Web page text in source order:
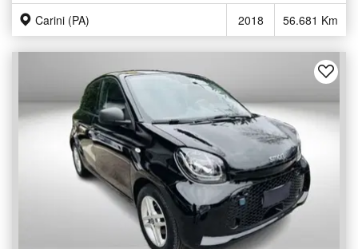
Carini (PA) 2018 56.681 Km